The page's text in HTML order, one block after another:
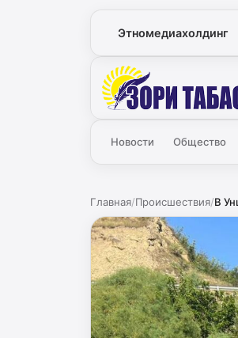
Этномедиахолдинг
Зори
Новости Общество
Главная/Происшествия/В